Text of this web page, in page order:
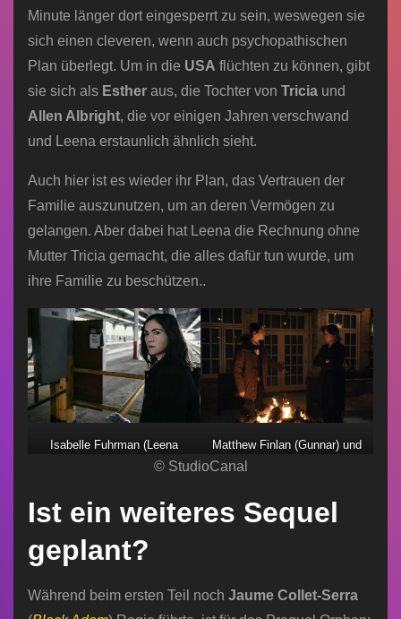
Minute länger dort eingesperrt zu sein, weswegen sie
sich einen cleveren, wenn auch psychopathischen
Plan überlegt. Um in die USA flüchten zu können, gibt
sie sich als Esther aus, die Tochter von Tricia und
Allen Albright, die vor einigen Jahren verschwand
und Leena erstaunlich ähnlich sieht.
Auch hier ist es wieder ihr Plan, das Vertrauen der
Familie auszunutzen, um an deren Vermögen zu
gelangen. Aber dabei hat Leena die Rechnung ohne
Mutter Tricia gemacht, die alles dafür tun wurde, um
ihre Familie zu beschützen..
Isabelle Fuhrman (Leena
Matthew Finlan (Gunnar) und
Julia Stiles (Tricia)
© StudioCanal
Ist ein weiteres Sequel
geplant?
Während beim ersten Teil noch Jaume Collet-Serra